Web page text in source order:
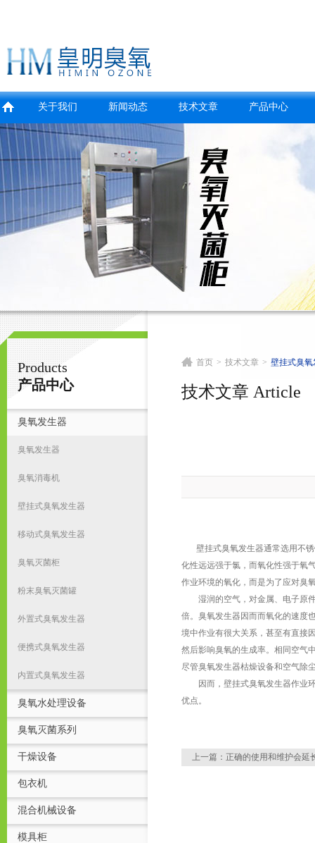
南京皇明臭氧机电设备厂
关于我们 新闻动态 技术文章 产品中心
Products
产品中心
臭氧发生器
臭氧发生器
臭氧消毒机
壁挂式臭氧发生器
移动式臭氧发生器
臭氧灭菌柜
粉末臭氧灭菌罐
外置式臭氧发生器
便携式臭氧发生器
内置式臭氧发生器
臭氧水处理设备
臭氧灭菌系列
干燥设备
包衣机
混合机械设备
模具柜
首页 > 技术文章 > 壁挂式臭
技术文章 Article
壁挂式臭氧发生器通常选用不锈
化性远远强于氯，而氧化性强于氧
作业环境的氧化，而是为了应对臭
湿润的空气，对金属、电子原件
倍。臭氧发生器因而而氧化的速度
境中作业有很大关系，甚至有直接
然后影响臭氧的生成率。相同空气
尽管臭氧发生器枯燥设备和空气除
因而，壁挂式臭氧发生器作业环
优点。
上一篇： 正确的使用和维护会延